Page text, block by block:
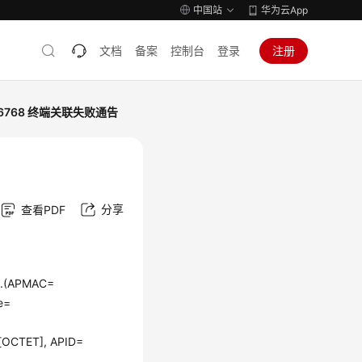
中国站 华为云App
文档 备案 控制台 登录 注册
终端关联失败通告
查看PDF 分享
APID=